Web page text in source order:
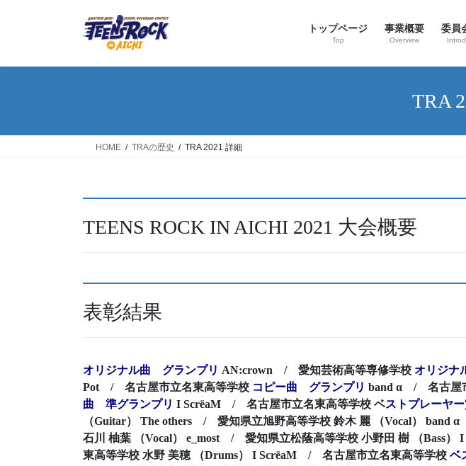
トップページ
Top
事業概要
Overview
委員
TRA
HOME TRAの歴史 TRA 2021 詳細
TEENS ROCK IN AICHI 2021 大会概要
表彰結果
オリジナル曲 グランプリ AN:crown / 愛知芸術高等専修学校 オリジナ
Pot / 名古屋市立名東高等学校 コピー曲 グランプリ band α / 名古屋
曲 準グランプリ I ScrëaM / 名古屋市立名東高等学校 ベストプレーヤー
（Guitar） The others / 愛知県立旭野高等学校 鈴木 麗 （Vocal） band
石川 柚葉 （Vocal） e_most / 愛知県立松蔭高等学校 小野田 樹 （Bass
東高等学校 水野 美穂 （Drums） I ScrëaM / 名古屋市立名東高等学校 ベ